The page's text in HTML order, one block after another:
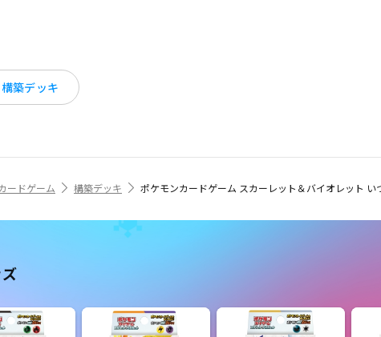
構築デッキ
ードゲーム 構築デッキ ポケモンカードゲーム スカーレット＆バイオレット